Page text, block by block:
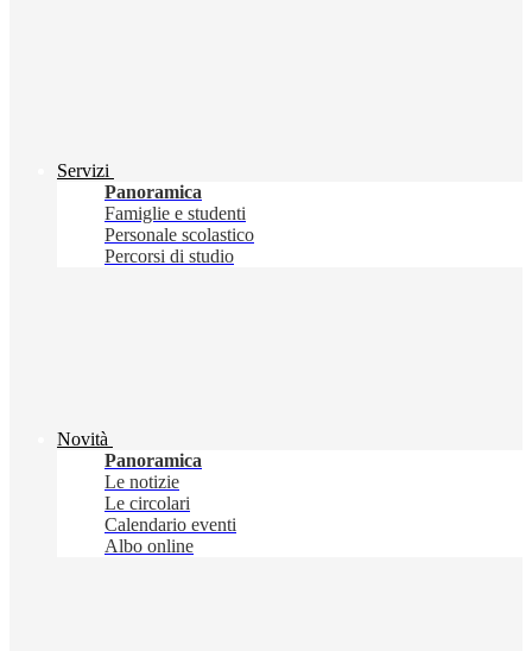
Servizi
Panoramica
Famiglie e studenti
Personale scolastico
Percorsi di studio
Novità
Panoramica
Le notizie
Le circolari
Calendario eventi
Albo online